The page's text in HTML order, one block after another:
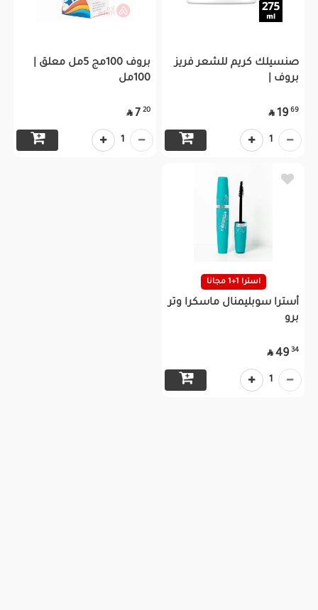
صنسيلك كريم للشعر فريز
بروف |
69
19

1
بروف 100مج 5مل معلق |
100مل
20
7

1
استرا 1+1 مجانا
أسترا سوبليمنال ماسكرا وتر
برو
34
49

1